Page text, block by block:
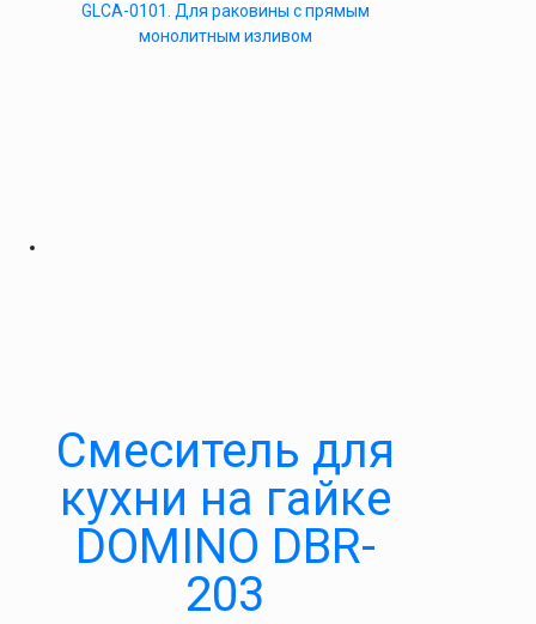
GLCA-0101. Для раковины с прямым
монолитным изливом
Cмеситель для
кухни на гайке
DOMINO DBR-
203